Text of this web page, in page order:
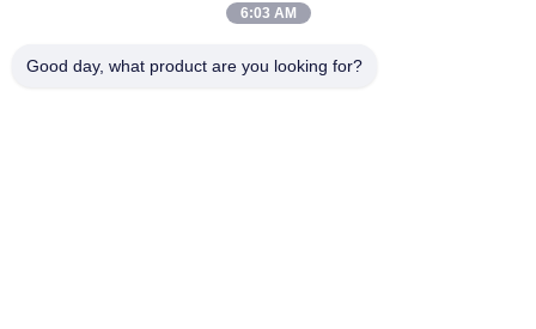
6:03 AM
Good day, what product are you looking for?